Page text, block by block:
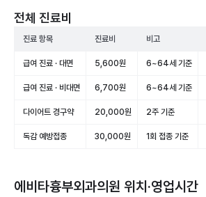
전체 진료비
진료 항목 진료비 비고
급여 진료 · 대면 5,600원 6~64세 기준
급여 진료 · 비대면 6,700원 6~64세 기준
다이어트 경구약 20,000원 2주 기준
독감 예방접종 30,000원 1회 접종 기준
에비타흉부외과의원 위치·영업시간